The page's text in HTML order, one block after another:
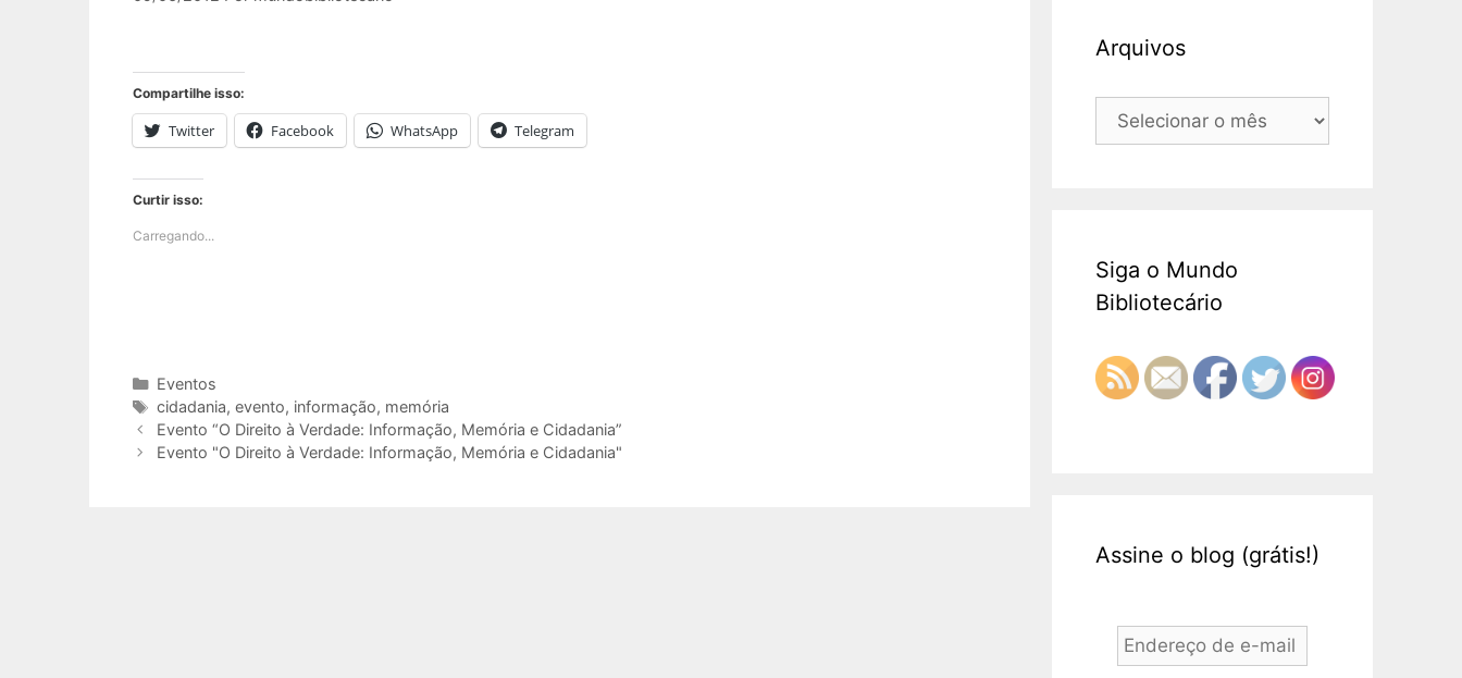
Compartilhe isso:
Twitter Facebook WhatsApp Telegram
Curtir isso:
Carregando...
Categorias
Eventos
Tags
cidadania, evento, informação, memória
Evento “O Direito à Verdade: Informação, Memória e Cidadania”
Evento "O Direito à Verdade: Informação, Memória e Cidadania"
Arquivos
Arquivos
Siga o Mundo
Bibliotecário
Assine o blog (grátis!)
Endereço
de